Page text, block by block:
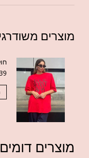
מוצרים
מוצרים